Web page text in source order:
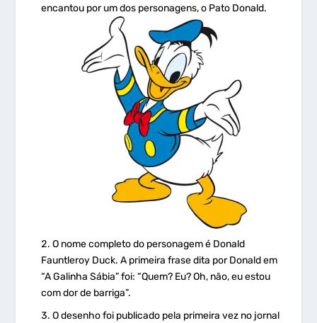
encantou por um dos personagens, o Pato Donald.
O nome completo do personagem é Donald
Fauntleroy Duck. A primeira frase dita por Donald em
“A Galinha Sábia” foi: “Quem? Eu? Oh, não, eu estou
com dor de barriga”.
O desenho foi publicado pela primeira vez no jornal